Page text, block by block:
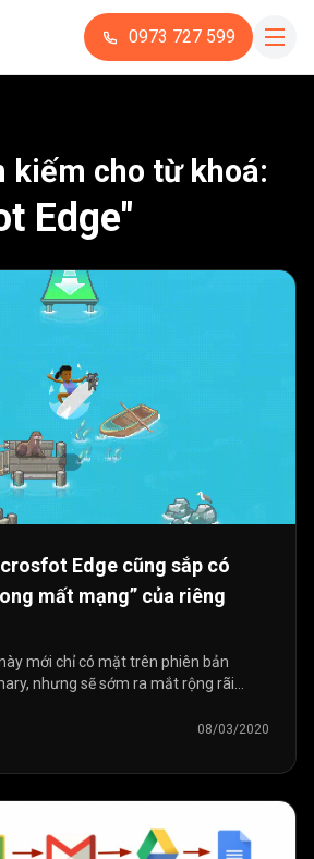
0973 727 599
kiếm cho từ khoá:
Edge"
Edge cũng sắp có
mất mạng” của riêng
mới chỉ có mặt trên phiên bản
nhưng sẽ sớm ra mắt rộng rãi
phổ...
08/03/2020